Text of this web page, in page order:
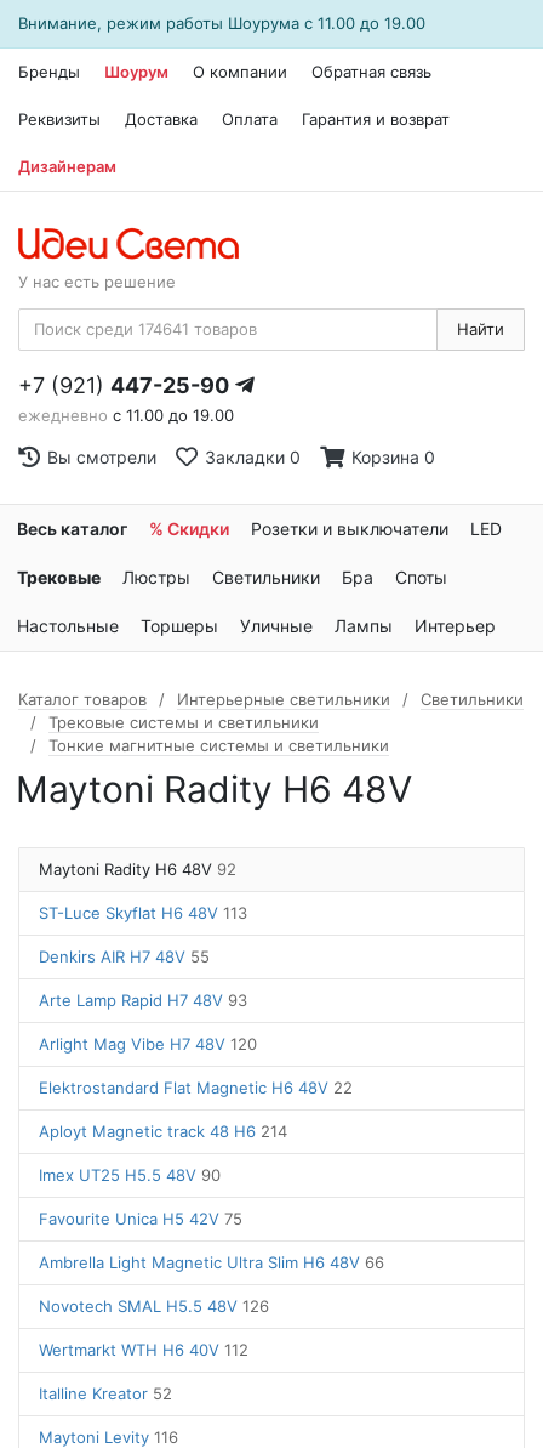
Внимание, режим работы Шоурума с 11.00 до 19.00
Бренды Шоурум О компании Обратная связь
Реквизиты Доставка Оплата Гарантия и возврат
Дизайнерам
У нас есть решение
Найти
+7 (921) 447-25-90
ежедневно с 11.00 до 19.00
Вы смотрели Закладки 0 Корзина 0
Весь каталог % Скидки Розетки и выключатели LED
Трековые Люстры Светильники Бра Споты
Настольные Торшеры Уличные Лампы Интерьер
Каталог товаров Интерьерные светильники
Светильники
Трековые системы и светильники
Тонкие магнитные системы и светильники
Maytoni Radity H6 48V
Maytoni Radity H6 48V 92
ST-Luce Skyflat H6 48V 113
Denkirs AIR H7 48V 55
Arte Lamp Rapid H7 48V 93
Arlight Mag Vibe H7 48V 120
Elektrostandard Flat Magnetic H6 48V 22
Aployt Magnetic track 48 H6 214
Imex UT25 H5.5 48V 90
Favourite Unica H5 42V 75
Ambrella Light Magnetic Ultra Slim H6 48V 66
Novotech SMAL H5.5 48V 126
Wertmarkt WTH H6 40V 112
Italline Kreator 52
Maytoni Levity 116